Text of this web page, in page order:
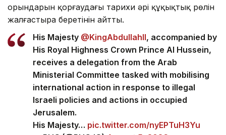
орындарын қорғаудағы тарихи әрі құқықтық рөлін
жалғастыра беретінін айтты.
His Majesty @KingAbdullahII, accompanied by
His Royal Highness Crown Prince Al Hussein,
receives a delegation from the Arab
Ministerial Committee tasked with mobilising
international action in response to illegal
Israeli policies and actions in occupied
Jerusalem.
His Majesty… pic.twitter.com/nyEPTuH3Yu